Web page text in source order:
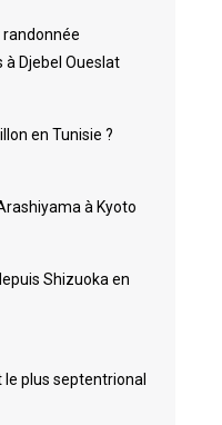
randonnée
Djebel Oueslat
en Tunisie ?
à Kyoto
Shizuoka en
le plus septentrional